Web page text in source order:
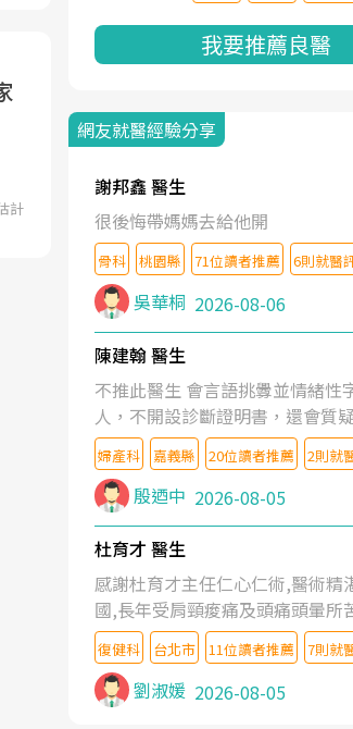
計
我要推薦良醫
網友就醫經驗分享
謝邦鑫 醫生
很後悔帶媽媽去給他開
骨科 桃園縣 71位讀者推薦 6則就醫
吳華桐 2026-08-06
陳建翰 醫生
不推此醫生 會言語挑釁並情緒性
人，不開設診斷證明書，還會質
的判斷！
婦產科 嘉義縣 20位讀者推薦 2則就
殷迺中 2026-08-05
杜育才 醫生
感謝杜育才主任仁心仁術,醫術精
國,長年受肩頸痠痛及頭痛頭暈所
教授,做了各種檢查,也嘗試過西醫
針灸及物理徒手治療都沒有用,後
啡類止痛藥都效果有限,只是壓症
痛起來,多年失眠嚴重影響生活品
復健科 台北市 11位讀者推薦 7則就
劉淑媛 2026-08-05